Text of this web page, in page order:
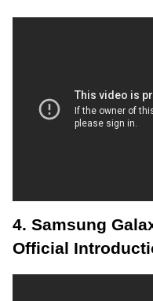
4. Samsung
Official